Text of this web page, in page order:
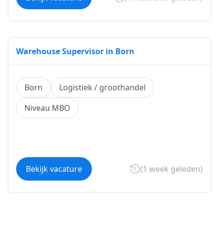
Warehouse Supervisor in Born
Born
Logistiek / groothandel
Niveau MBO
Bekijk vacature (1 week geleden)